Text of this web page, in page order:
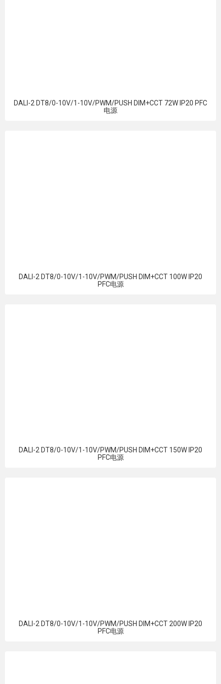
DALI-2 DT8/0-10V/1-10V/PWM/PUSH DIM+CCT 72W IP20 PFC
电源
DALI-2 DT8/0-10V/1-10V/PWM/PUSH DIM+CCT 100W IP20
PFC电源
DALI-2 DT8/0-10V/1-10V/PWM/PUSH DIM+CCT 150W IP20
PFC电源
DALI-2 DT8/0-10V/1-10V/PWM/PUSH DIM+CCT 200W IP20
PFC电源